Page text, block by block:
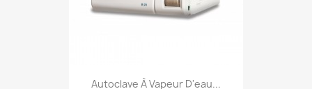
Autoclave À Vapeur D'eau...